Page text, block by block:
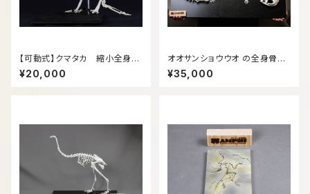
【可動式】クマタカ 縮小全身骨
格レプリカ【movable type】M
ountainhawk eagle, miniat
ure whole body skeleton r
¥20,000
オオサンショウウオ の全身骨格
模型
¥35,000